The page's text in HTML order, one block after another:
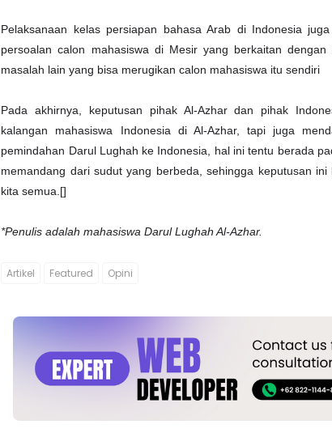
Pelaksanaan kelas persiapan bahasa Arab di Indonesia
persoalan calon mahasiswa di Mesir yang berkaitan
masalah lain yang bisa merugikan calon mahasiswa itu sendiri
Pada akhirnya, keputusan pihak Al-Azhar dan pihak
kalangan mahasiswa Indonesia di Al-Azhar, tapi juga
pemindahan Darul Lughah ke Indonesia, hal ini tentu berada
memandang dari sudut yang berbeda, sehingga keputusan
kita semua.[]
*Penulis adalah mahasiswa Darul Lughah Al-Azhar.
Artikel Featured Opini